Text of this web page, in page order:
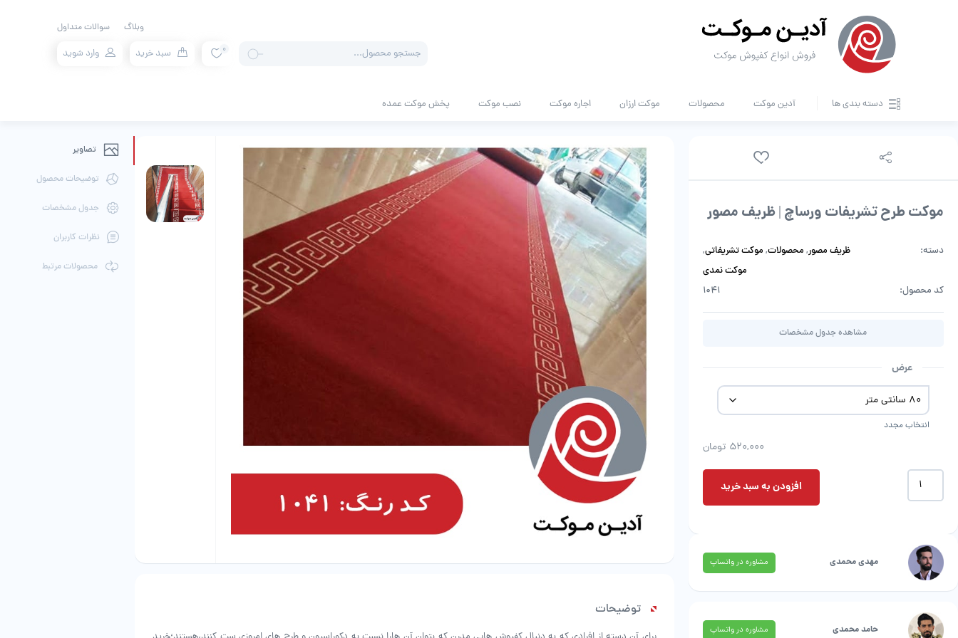
وبلاگ سوالات متداول
search
0 سبد خرید وارد شوید
دسته بندی ها آدین موکت محصولات موکت ارزان اجاره موکت نصب موکت پخش موکت عمده
موکت طرح تشریفات ورساچ | ظریف مصور
دسته: ظریف مصور, محصولات, موکت تشریفاتی,
موکت نمدی
کد محصول:
1041
مشاهده جدول مشخصات
عرض
انتخاب مجدد
520,000 تومان
موکت
تشریفات
ظریف
مصور
عدد
افزودن به سبد خرید
مهدی محمدی مشاوره در واتساپ
حامد محمدی مشاوره در واتساپ
توضیحات
تصاویر
توضیحات محصول
جدول مشخصات
نظرات کاربران
محصولات مرتبط